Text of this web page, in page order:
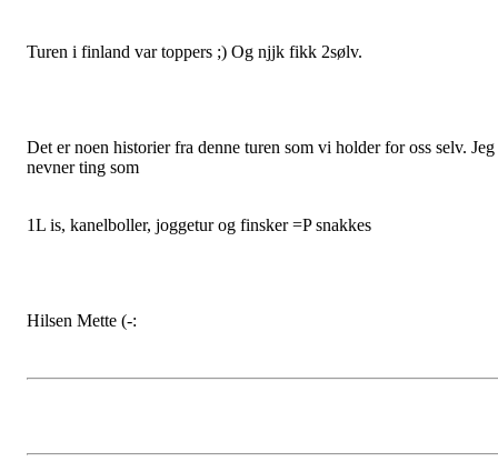
Turen i finland var toppers ;) Og njjk fikk 2sølv.
Det er noen historier fra denne turen som vi holder for oss selv. Jeg
nevner ting som
1L is, kanelboller, joggetur og finsker =P snakkes
Hilsen Mette (-: